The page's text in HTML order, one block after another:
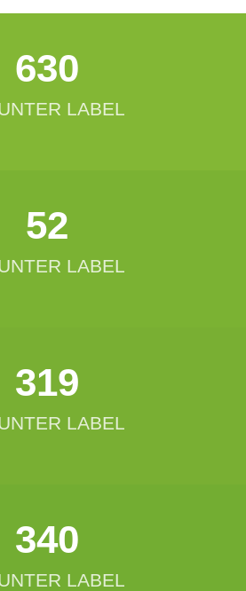
634
LABEL
52
LABEL
321
LABEL
342
LABEL